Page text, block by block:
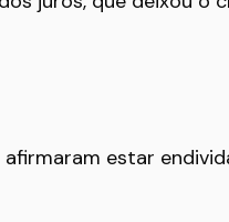
afirmaram estar